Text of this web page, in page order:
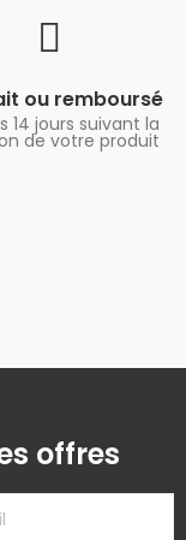
ou remboursé
14 jours suivant la
de votre produit
offres